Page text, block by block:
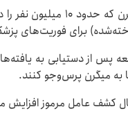
به نوشته دیلی‌میل،
برای فوریت‌های
پس از دستیابی به
به میگرن پرس‌وجو کنند.